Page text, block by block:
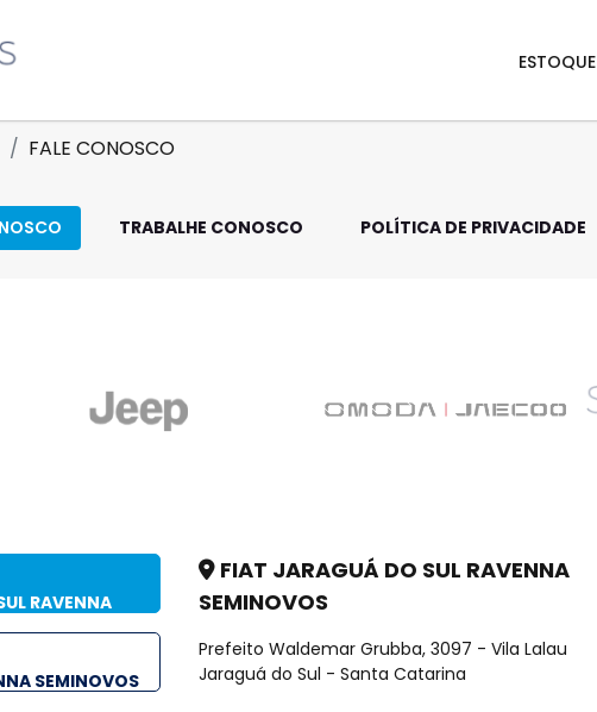
ESTOQUE
FALE CONOSCO
TRABALHE CONOSCO POLÍTICA DE PRIVACIDADE
RAVENNA
SEMINOVOS
FIAT JARAGUÁ DO SUL RAVENNA
SEMINOVOS
Prefeito Waldemar Grubba, 3097 - Vila Lalau
Jaraguá do Sul - Santa Catarina